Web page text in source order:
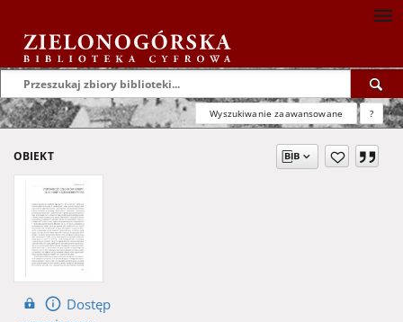
Wyszukiwanie zaawansowane ?
OBIEKT
Dostęp